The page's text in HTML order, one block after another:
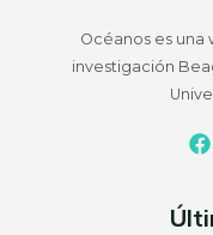
Océanos es
investigación